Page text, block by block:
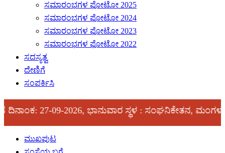
ಸಮಾರಂಭಗಳ ಫೋಟೋ 2025
ಸಮಾರಂಭಗಳ ಫೋಟೋ 2024
ಸಮಾರಂಭಗಳ ಫೋಟೋ 2023
ಸಮಾರಂಭಗಳ ಫೋಟೋ 2022
ಸದಸ್ಯತ್ವ
ದೇಣಿಗೆ
ಸಂಪರ್ಕಿಸಿ
09-2026, ಭಾನುವಾರ ಸ್ಥಳ : ಸಂಘನಿಕೇತನ, ಮಂಗಳೂರು
ಮುಖಪುಟ